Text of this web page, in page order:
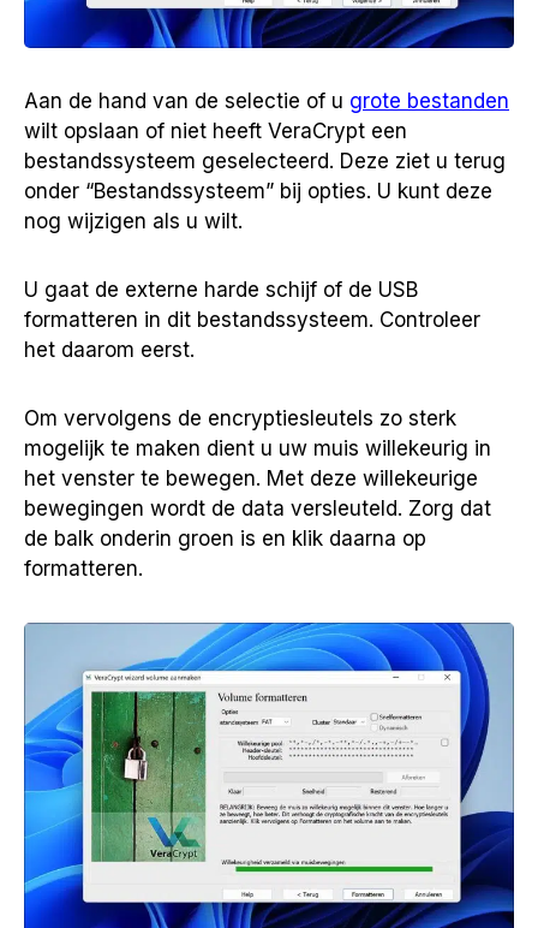
Aan de hand van de selectie of u grote bestanden
wilt opslaan of niet heeft VeraCrypt een
bestandssysteem geselecteerd. Deze ziet u terug
onder “Bestandssysteem” bij opties. U kunt deze
nog wijzigen als u wilt.
U gaat de externe harde schijf of de USB
formatteren in dit bestandssysteem. Controleer
het daarom eerst.
Om vervolgens de encryptiesleutels zo sterk
mogelijk te maken dient u uw muis willekeurig in
het venster te bewegen. Met deze willekeurige
bewegingen wordt de data versleuteld. Zorg dat
de balk onderin groen is en klik daarna op
formatteren.